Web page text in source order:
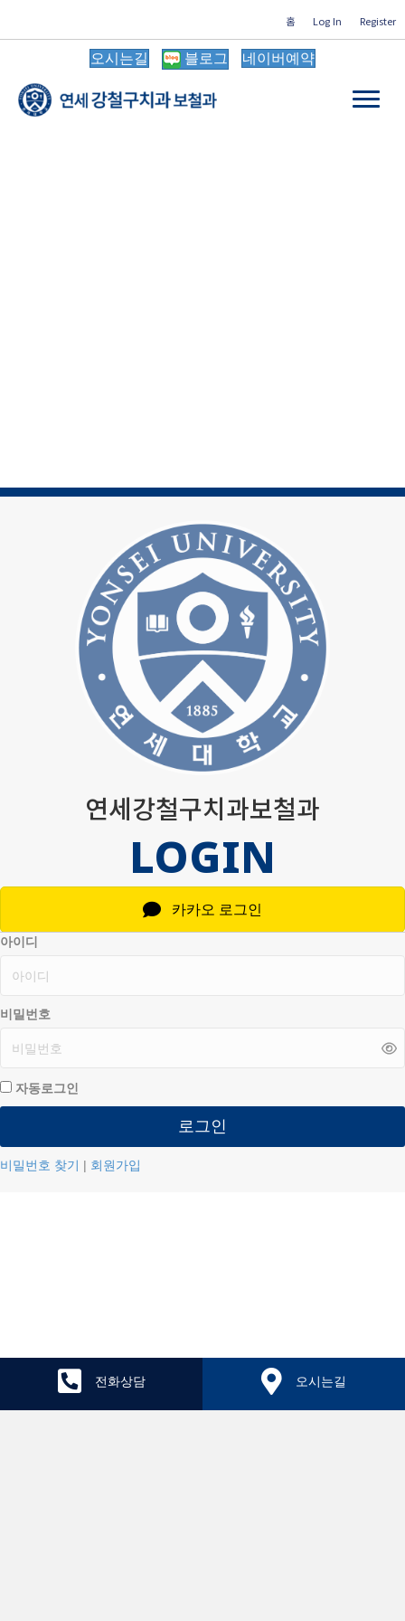
홈 Log In Register
오시는길 블로그 네이버예약
연세강철구치과보철과
LOGIN
카카오 로그인
아이디
비밀번호
자동로그인
로그인
비밀번호 찾기 | 회원가입
전화상담 오시는길